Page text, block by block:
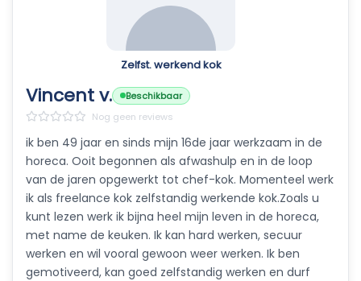
Zelfst. werkend kok
Vincent v.
Beschikbaar
Nog geen reviews
ik ben 49 jaar en sinds mijn 16de jaar werkzaam in de
horeca. Ooit begonnen als afwashulp en in de loop
van de jaren opgewerkt tot chef-kok. Momenteel werk
ik als freelance kok zelfstandig werkende kok.Zoals u
kunt lezen werk ik bijna heel mijn leven in de horeca,
met name de keuken. Ik kan hard werken, secuur
werken en wil vooral gewoon weer werken. Ik ben
gemotiveerd, kan goed zelfstandig werken en durf